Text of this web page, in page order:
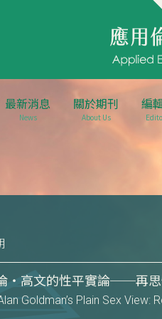
最新消息
News
關於期刊
About Us
編
‧高文的性平實論──再思
Goldman’s Plain Sex View: